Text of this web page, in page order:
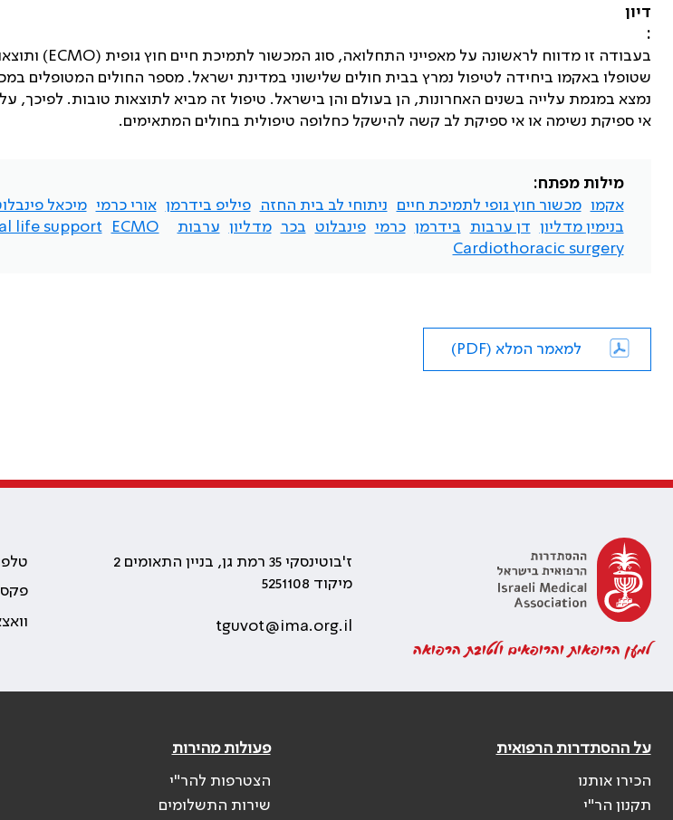
דיון
:
בעבודה זו מדווח לראשונה על מאפייני התחלואה, סוג המכשור לתמיכת חיים חוץ גופית (ECMO
)
שטופלו באקמו ביחידה לטיפול נמרץ בבית חולים שלישוני במדינת ישראל. מספר החולים המטופלים
נמצא במגמת עלייה בשנים האחרונות, הן בעולם והן בישראל. טיפול זה מביא לתוצאות טובות. לפיכך,
אי ספיקת נשימה או אי ספיקת לב קשה להישקל כחלופה טיפולית בחולים המתאימים.
מילות מפתח:
אקמו מכשור חוץ גופי לתמיכת חיים ניתוחי לב בית החזה פיליפ בידרמן אורי כרמי מיכאל
בנימין מדליון
דן ערבות בידרמן כרמי פינבלוט בכר מדליון ערבות ECMO
life support
Cardiothoracic surgery
למאמר המלא (PDF)
למען הרופאות והרופאים ולטובת הרפואה
ז'בוטינסקי 35 רמת גן, בניין התאומים 2
מיקוד 5251108
tguvot@ima.org.il
טלפון: 03-
פקס: 03-
על ההסתדרות הרפואית
הכירו אותנו
תקנון הר"י
פעולות מהירות
הצטרפות להר"י
שירות התשלומים